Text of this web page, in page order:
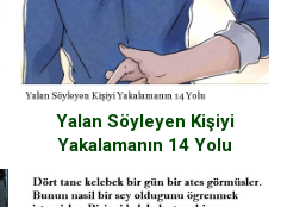
Yalan Söyleyen Kişiyi
Yakalamanın 14 Yolu